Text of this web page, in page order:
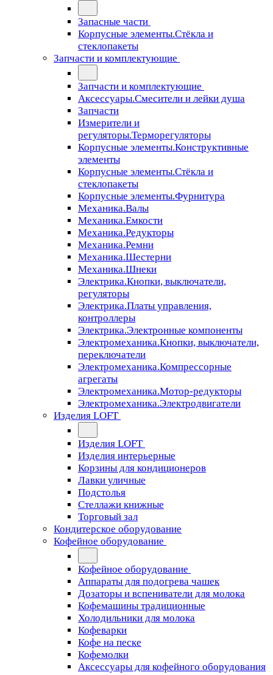
Запасные части
Корпусные элементы.Стёкла и
стеклопакеты
Запчасти и комплектующие
Запчасти и комплектующие
Аксессуары.Смесители и лейки душа
Запчасти
Измерители и
регуляторы.Терморегуляторы
Корпусные элементы.Конструктивные
элементы
Корпусные элементы.Стёкла и
стеклопакеты
Корпусные элементы.Фурнитура
Механика.Валы
Механика.Емкости
Механика.Редукторы
Механика.Ремни
Механика.Шестерни
Механика.Шнеки
Электрика.Кнопки, выключатели,
регуляторы
Электрика.Платы управления,
контроллеры
Электрика.Электронные компоненты
Электромеханика.Кнопки, выключатели,
переключатели
Электромеханика.Компрессорные
агрегаты
Электромеханика.Мотор-редукторы
Электромеханика.Электродвигатели
Изделия LOFT
Изделия LOFT
Изделия интерьерные
Корзины для кондиционеров
Лавки уличные
Подстолья
Стеллажи книжные
Торговый зал
Кондитерское оборудование
Кофейное оборудование
Кофейное оборудование
Аппараты для подогрева чашек
Дозаторы и вспениватели для молока
Кофемашины традиционные
Холодильники для молока
Кофеварки
Кофе на песке
Кофемолки
Аксессуары для кофейного оборудования